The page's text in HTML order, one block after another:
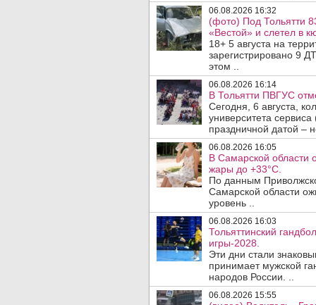
06.08.2026 16:32
(фото) Под Тольятти
«Вестой» и слетел в
18+ 5 августа на
зарегистрировано 9
этом ..
06.08.2026 16:14
В Тольятти ПВГУС
Сегодня, 6 августа,
университета
праздничной датой –
06.08.2026 16:05
В Самарской области
жары до +33°C.
По данным
Самарской области
уровень ..
06.08.2026 16:03
Тольяттинский
игры-2028.
Эти дни стали
принимает мужской
народов России. ..
06.08.2026 15:55